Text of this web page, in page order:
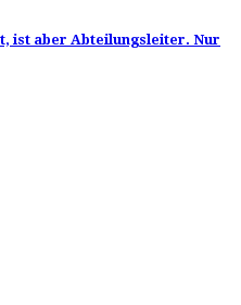
ist aber Abteilungsleiter. Nur